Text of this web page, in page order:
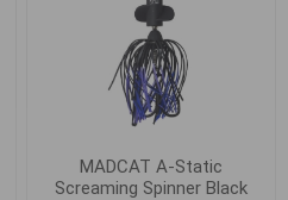
MADCAT A-Static
Screaming Spinner Black